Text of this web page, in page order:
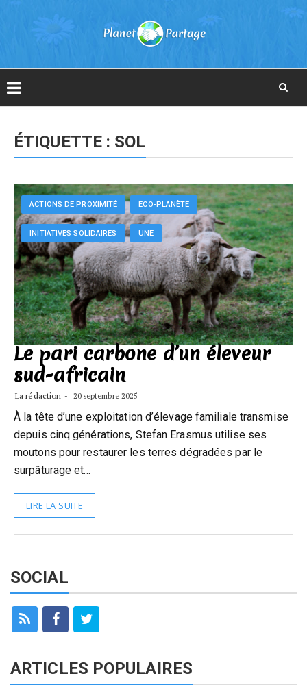
contentÉTIQUETTE : SOL
ACTIONS DE PROXIMITÉ ECO-PLANÈTE
INITIATIVES SOLIDAIRES UNE
Le pari carbone d’un éleveur
sud-africain
La rédaction 20 septembre 2025
À la tête d’une exploitation d’élevage familiale transmise
depuis cinq générations, Stefan Erasmus utilise ses
moutons pour restaurer les terres dégradées par le
surpâturage et…
LIRE LA SUITE
SOCIAL
ARTICLES POPULAIRES